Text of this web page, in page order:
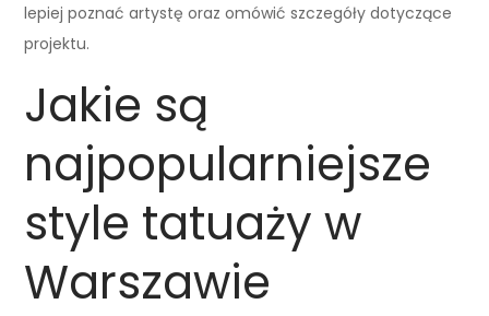
lepiej poznać artystę oraz omówić szczegóły dotyczące
projektu.
Jakie są
najpopularniejsze
style tatuaży w
Warszawie